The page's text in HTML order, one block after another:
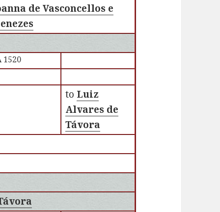
de Vasconcellos e
1520
to Luiz
Alvares de
Távora